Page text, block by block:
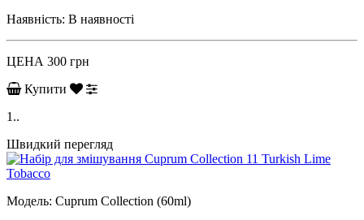
Наявність: В наявності
ЦЕНА 300 грн
Купити
1..
Швидкий перегляд
Модель: Cuprum Collection (60ml)